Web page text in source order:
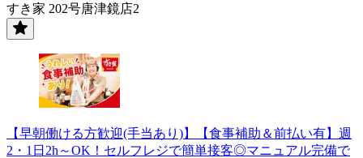
すき家 202号唐津鏡店2
【早朝働ける方歓迎(手当あり)】【食事補助＆前払い有】週
2・1日2h～OK！セルフレジで簡単接客◎マニュアル完備で